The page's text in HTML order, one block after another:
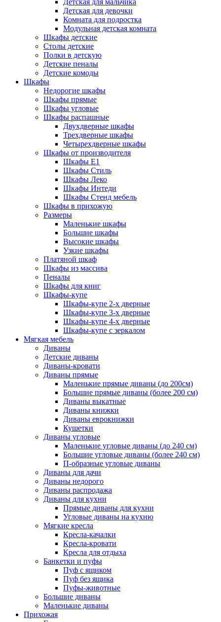
Детская для мальчика
Детская для девочки
Комната для подростка
Модульная детская комната
Шкафы детские
Столы детские
Полки в детскую
Детские пеналы
Детские комоды
Шкафы
Недорогие шкафы
Шкафы прямые
Шкафы угловые
Шкафы распашные
Двухдверные шкафы
Трехдверные шкафы
Четырехдверные шкафы
Шкафы от производителя
Шкафы E1
Шкафы Стиль
Шкафы Леко
Шкафы Интеди
Шкафы Стенд мебель
Шкафы в прихожую
Размеры
Маленькие шкафы
Большие шкафы
Высокие шкафы
Узкие шкафы
Платяной шкаф
Шкафы из массива
Пеналы
Шкафы для книг
Шкафы-купе
Шкафы-купе 2-х дверные
Шкафы-купе 3-х дверные
Шкафы-купе 4-х дверные
Шкафы-купе с зеркалом
Мягкая мебель
Диваны
Детские диваны
Диваны-кровати
Диваны прямые
Маленькие прямые диваны (до 200см)
Большие прямые диваны (более 200 см)
Диваны выкатные
Диваны книжки
Диваны еврокнижки
Кушетки
Диваны угловые
Маленькие угловые диваны (до 240 см)
Большие угловые диваны (более 240 см)
П-образные угловые диваны
Диваны для дачи
Диваны недорого
Диваны распродажа
Диваны для кухни
Прямые диваны для кухни
Угловые диваны на кухню
Мягкие кресла
Кресла-качалки
Кресла-кровати
Кресла для отдыха
Банкетки и пуфы
Пуф с ящиком
Пуф без ящика
Пуфы-животные
Большие диваны
Маленькие диваны
Прихожая